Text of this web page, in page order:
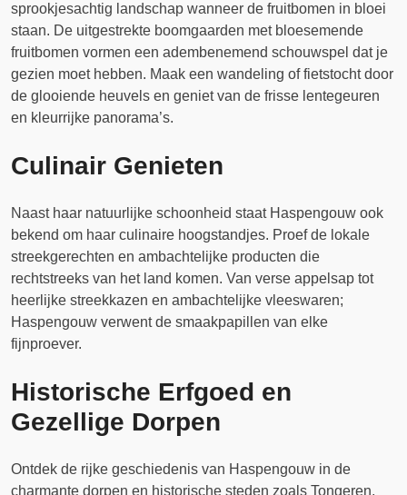
sprookjesachtig landschap wanneer de fruitbomen in bloei
staan. De uitgestrekte boomgaarden met bloesemende
fruitbomen vormen een adembenemend schouwspel dat je
gezien moet hebben. Maak een wandeling of fietstocht door
de glooiende heuvels en geniet van de frisse lentegeuren
en kleurrijke panorama’s.
Culinair Genieten
Naast haar natuurlijke schoonheid staat Haspengouw ook
bekend om haar culinaire hoogstandjes. Proef de lokale
streekgerechten en ambachtelijke producten die
rechtstreeks van het land komen. Van verse appelsap tot
heerlijke streekkazen en ambachtelijke vleeswaren;
Haspengouw verwent de smaakpapillen van elke
fijnproever.
Historische Erfgoed en
Gezellige Dorpen
Ontdek de rijke geschiedenis van Haspengouw in de
charmante dorpen en historische steden zoals Tongeren,